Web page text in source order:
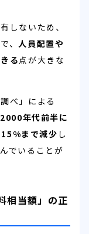
しないため、
、 人員配置や
る点が大きな
べ」による
年代前半に
まで減少 し
でいることが
相当額」の正